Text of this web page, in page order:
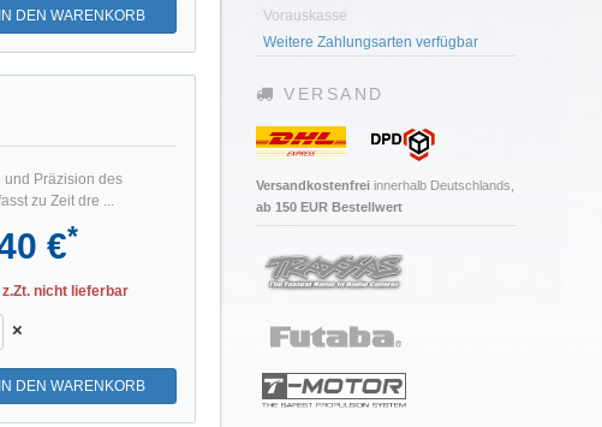
IN DEN WARENKORB
und Präzision des
zu Zeit dre ...
€*
z.Zt. nicht lieferbar
×
IN DEN WARENKORB
Vorauskasse
Weitere Zahlungsarten verfügbar
VERSAND
Versandkostenfrei innerhalb Deutschlands,
ab 150 EUR Bestellwert